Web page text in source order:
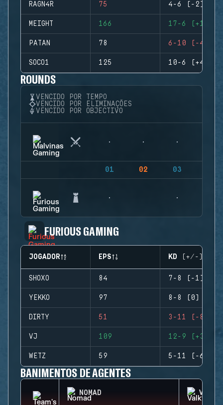
RAGN4R 75 4-6 (-2)
MEIGHT 166 17-6 (+11)
PATAN 78 6-10 (-4)
SOCO1 125 10-6 (+4)
ROUNDS
VENCIDO POR TEMPO
VENCIDO POR ELIMINAÇÕES
VENCIDO POR OBJECTIVO
01 02 03
FURIOUS GAMING
JOGADOR EPS KD (+/-)
SHOXO 84 7-8 (-1)
YEKKO 97 8-8 (0)
DIRTY 51 3-11 (-8)
VJ 109 12-9 (+3)
WETZ 59 5-11 (-6)
BANIMENTOS DE AGENTES
NOMAD